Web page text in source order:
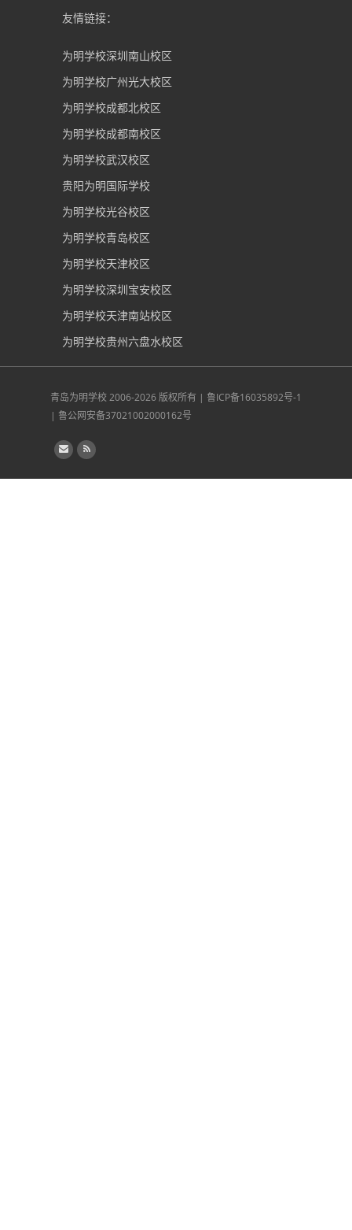
友情链接：
为明学校深圳南山校区
为明学校广州光大校区
为明学校成都北校区
为明学校成都南校区
为明学校武汉校区
贵阳为明国际学校
为明学校光谷校区
为明学校青岛校区
为明学校天津校区
为明学校深圳宝安校区
为明学校天津南站校区
为明学校贵州六盘水校区
青岛为明学校2006-2026 版权所有 | 鲁ICP备16035892号-1
| 鲁公网安备37021002000162号